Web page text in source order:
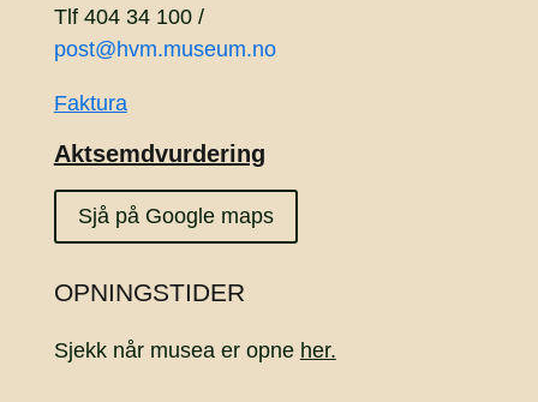
Tlf 404 34 100 /
post@hvm.museum.no
Faktura
Aktsemdvurdering
Sjå på Google maps
OPNINGSTIDER
Sjekk når musea er opne her.